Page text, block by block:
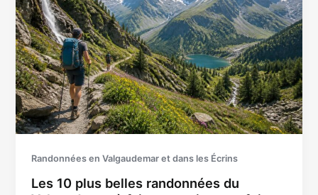
Randonnées en Valgaudemar et dans les Écrins
Les 10 plus belles randonnées du